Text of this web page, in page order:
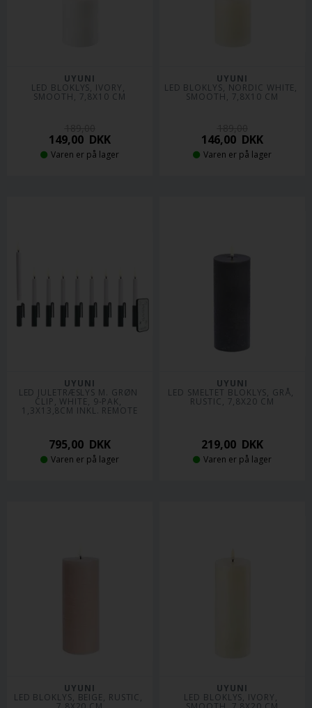
UYUNI
LED BLOKLYS, IVORY,
SMOOTH, 7,8X10 CM
149,00 DKK
Varen er på lager
UYUNI
LED BLOKLYS, NORDIC WHITE,
SMOOTH, 7,8X10 CM
146,00 DKK
Varen er på lager
UYUNI
LED JULETRÆSLYS M. GRØN
CLIP, WHITE, 9-PAK,
1,3X13,8CM INKL. REMOTE
795,00 DKK
Varen er på lager
UYUNI
LED SMELTET BLOKLYS, GRÅ,
RUSTIC, 7,8X20 CM
219,00 DKK
Varen er på lager
UYUNI
LED BLOKLYS, BEIGE, RUSTIC,
UYUNI
LED BLOKLYS, IVORY,